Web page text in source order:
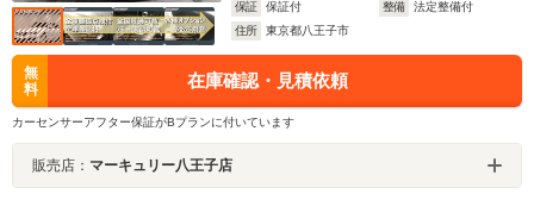
保証
保証付 整備
法定整備付
住所
東京都八王子市
無
料
在庫確認・見積依頼
カーセンサーアフター保証がBプランに付いています
販売店： マーキュリー八王子店